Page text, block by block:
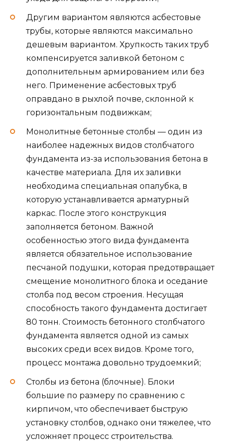
Другим вариантом являются асбестовые
трубы, которые являются максимально
дешевым вариантом. Хрупкость таких труб
компенсируется заливкой бетоном с
дополнительным армированием или без
него. Применение асбестовых труб
оправдано в рыхлой почве, склонной к
горизонтальным подвижкам;
Монолитные бетонные столбы — один из
наиболее надежных видов столбчатого
фундамента из-за использования бетона в
качестве материала. Для их заливки
необходима специальная опалубка, в
которую устанавливается арматурный
каркас. После этого конструкция
заполняется бетоном. Важной
особенностью этого вида фундамента
является обязательное использование
песчаной подушки, которая предотвращает
смещение монолитного блока и оседание
столба под весом строения. Несущая
способность такого фундамента достигает
80 тонн. Стоимость бетонного столбчатого
фундамента является одной из самых
высоких среди всех видов. Кроме того,
процесс монтажа довольно трудоемкий;
Столбы из бетона (блочные). Блоки
большие по размеру по сравнению с
кирпичом, что обеспечивает быструю
установку столбов, однако они тяжелее, что
усложняет процесс строительства.